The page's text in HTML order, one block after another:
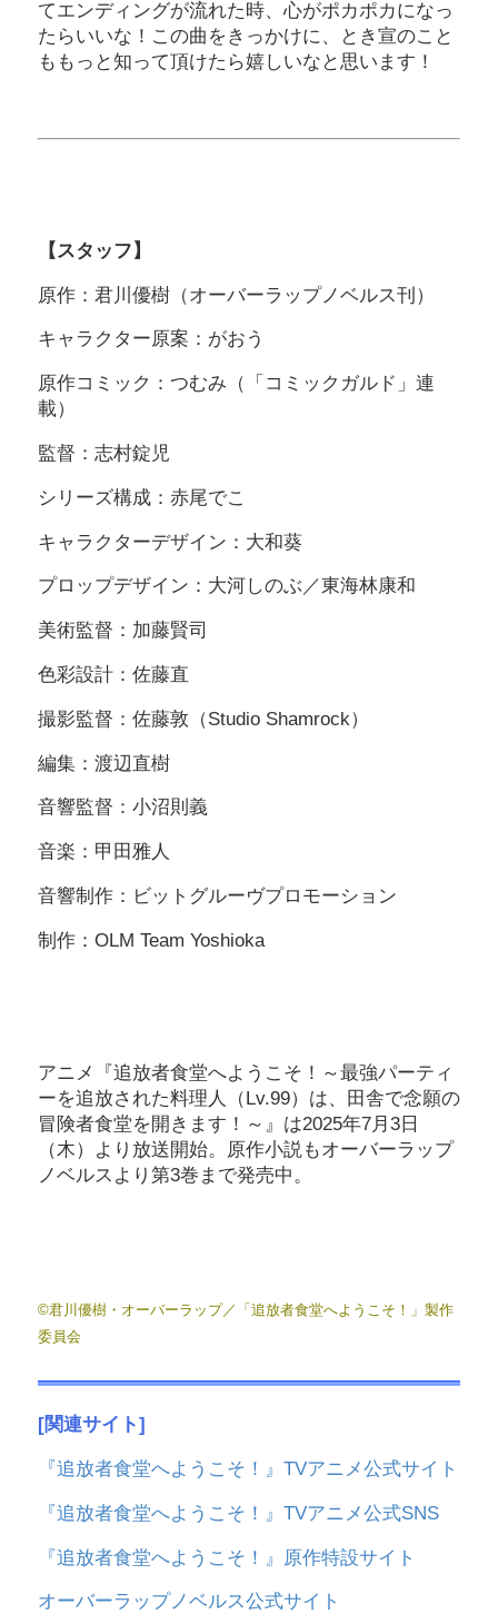
てエンディングが流れた時、心がポカポカになっ
たらいいな！この曲をきっかけに、とき宣のこと
ももっと知って頂けたら嬉しいなと思います！
【スタッフ】
原作：君川優樹（オーバーラップノベルス刊）
キャラクター原案：がおう
原作コミック：つむみ（「コミックガルド」連
載）
監督：志村錠児
シリーズ構成：赤尾でこ
キャラクターデザイン：大和葵
プロップデザイン：大河しのぶ／東海林康和
美術監督：加藤賢司
色彩設計：佐藤直
撮影監督：佐藤敦（Studio Shamrock）
編集：渡辺直樹
音響監督：小沼則義
音楽：甲田雅人
音響制作：ビットグルーヴプロモーション
制作：OLM Team Yoshioka
アニメ『追放者食堂へようこそ！～最強パーティ
ーを追放された料理人（Lv.99）は、田舎で念願の
冒険者食堂を開きます！～』は2025年7月3日
（木）より放送開始。原作小説もオーバーラップ
ノベルスより第3巻まで発売中。
©君川優樹・オーバーラップ／「追放者食堂へようこそ！」製作
委員会
[関連サイト]
『追放者食堂へようこそ！』TVアニメ公式サイト
『追放者食堂へようこそ！』TVアニメ公式SNS
『追放者食堂へようこそ！』原作特設サイト
オーバーラップノベルス公式サイト